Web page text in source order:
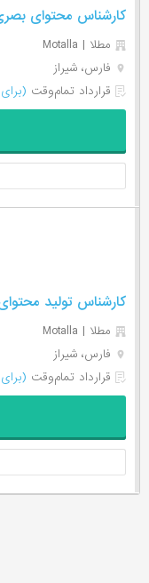
کارشناس محتوای
مطلا | Motalla
فارس، شیراز
قرارداد تمام‌وقت
کارشناس تولید
مطلا | Motalla
فارس، شیراز
قرارداد تمام‌وقت